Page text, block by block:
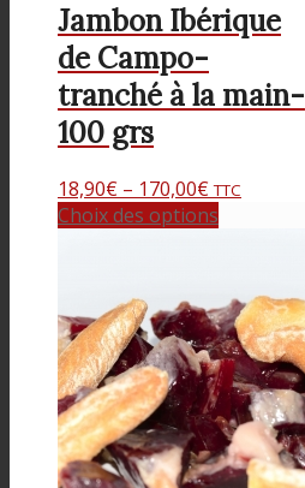
Jambon Ibérique
de Campo-
tranché à la main-
100 grs
18,90€ – 170,00€ TTC
Choix des options